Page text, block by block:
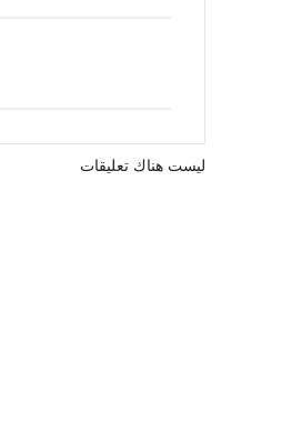
ليست هناك تعليقات